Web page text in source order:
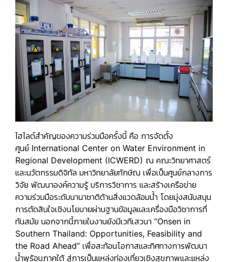
ไฮไลต์สำคัญของความร่วมมือครั้งนี้ คือ การจัดตั้ง
ศูนย์ International Center on Water Environment in
Regional Development (ICWERD) ณ คณะวิทยาศาสตร์
และนวัตกรรมดิจิทัล มหาวิทยาลัยทักษิณ เพื่อเป็นศูนย์กลางการ
วิจัย พัฒนาองค์ความรู้ บริการวิชาการ และสร้างเครือข่าย
ความร่วมมือระดับนานาชาติด้านสิ่งแวดล้อมน้ำ โดยมุ่งสนับสนุน
การตัดสินใจเชิงนโยบายผ่านฐานข้อมูลและเครื่องมือวิชาการที่
ทันสมัย นอกจากนี้ภายในงานยังมีเวทีเสวนา “Onsen in
Southern Thailand: Opportunities, Feasibility and
the Road Ahead” เพื่อสะท้อนโอกาสและทิศทางการพัฒนา
น้ำพุร้อนภาคใต้ สู่การเป็นแหล่งท่องเที่ยวเชิงสุขภาพและแหล่ง